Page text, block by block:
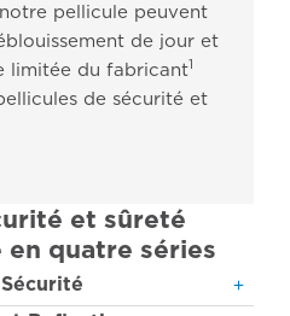
pellicule peuvent
de jour et
limitée du fabricant1
de sécurité et
et sûreté
quatre séries